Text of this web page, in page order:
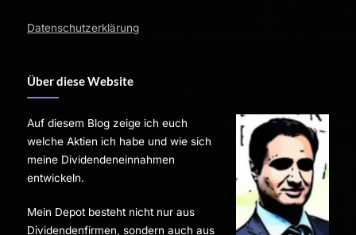
Datenschutzerklärung
Über diese Website
Auf diesem Blog zeige ich euch
welche Aktien ich habe und wie sich
meine Dividendeneinnahmen
entwickeln.
Mein Depot besteht nicht nur aus
Dividendenfirmen, sondern auch aus